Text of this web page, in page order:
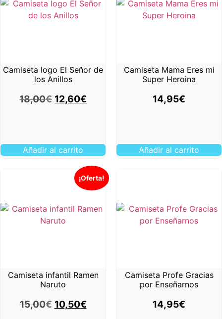
Camiseta logo El Señor de
los Anillos
18,00€ 12,60€
Añadir al carrito
Camiseta Mama Eres mi
Super Heroina
14,95€
Añadir al carrito
¡Oferta!
Camiseta infantil Ramen
Naruto
15,00€ 10,50€
Camiseta Profe Gracias
por Enseñarnos
14,95€